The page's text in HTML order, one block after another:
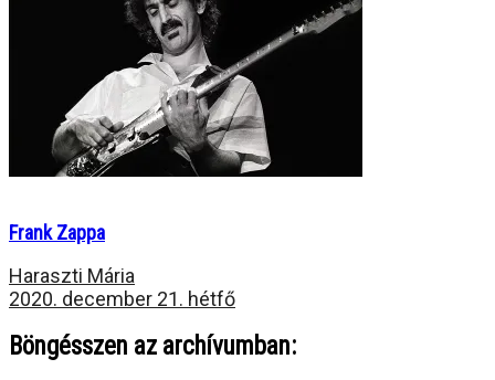
Frank Zappa
Haraszti Mária
2020. december 21. hétfő
Böngésszen az archívumban: